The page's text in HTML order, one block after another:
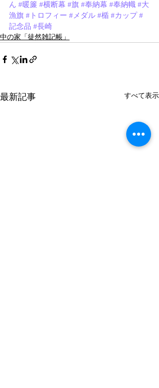
ん #暖簾 #横断幕 #旗 #奉納幕 #奉納幟 #大
漁旗 #トロフィー #メダル #楯 #カップ #
記念品 #長崎
中の家「徒然雑記帳」
最新記事 すべて表示